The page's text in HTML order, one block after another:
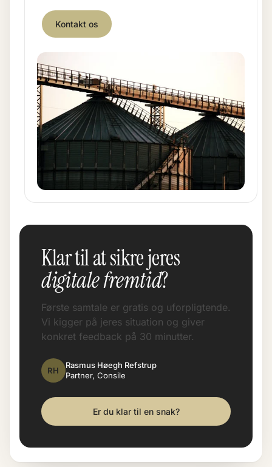
Kontakt os
Klar til at sikre jeres
digitale fremtid?
Første samtale er gratis og uforpligtende.
Vi kigger på jeres situation og giver
konkret feedback på 30 minutter.
RH
Rasmus Høegh Refstrup
Partner, Consile
Er du klar til en snak?